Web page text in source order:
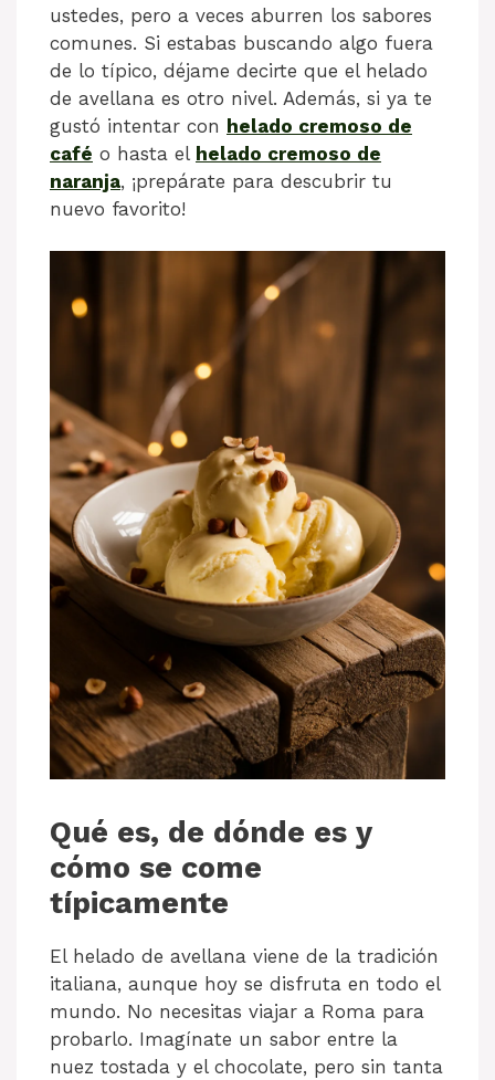
ustedes, pero a veces aburren los sabores
comunes. Si estabas buscando algo fuera
de lo típico, déjame decirte que el helado
de avellana es otro nivel. Además, si ya te
gustó intentar con helado cremoso de
café o hasta el helado cremoso de
naranja, ¡prepárate para descubrir tu
nuevo favorito!
Qué es, de dónde es y
cómo se come
típicamente
El helado de avellana viene de la tradición
italiana, aunque hoy se disfruta en todo el
mundo. No necesitas viajar a Roma para
probarlo. Imagínate un sabor entre la
nuez tostada y el chocolate, pero sin tanta